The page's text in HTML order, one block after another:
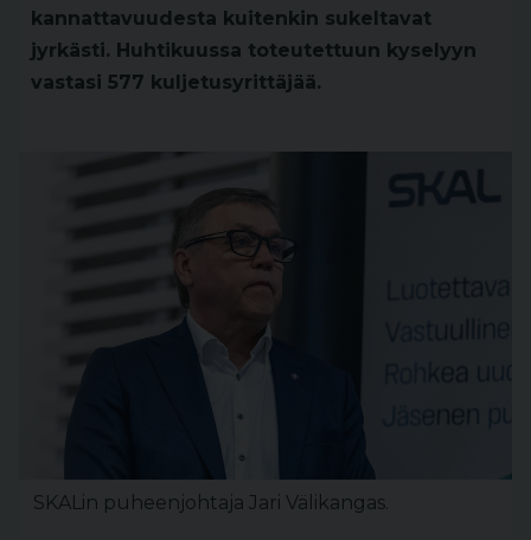
kannattavuudesta kuitenkin sukeltavat
jyrkästi. Huhtikuussa toteutettuun kyselyyn
vastasi 577 kuljetusyrittäjää.
SKALin puheenjohtaja Jari Välikangas.